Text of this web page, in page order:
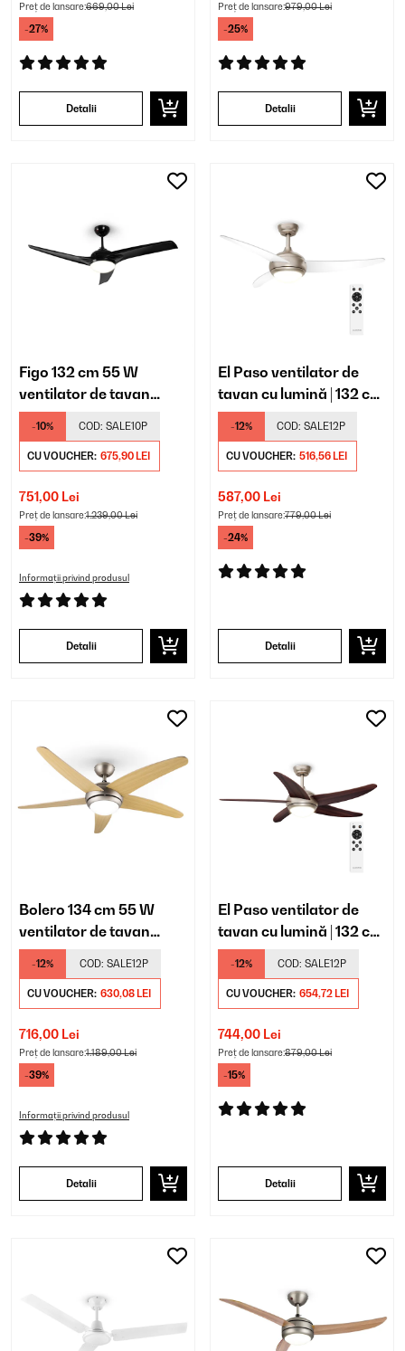
Preț de lansare:669,00 Lei
-27%
Detalii
Preț de lansare:979,00 Lei
-25%
Detalii
Figo 132 cm 55 W
ventilator de tavan
negru
-10% COD: SALE10P
CU VOUCHER: 675,90 LEI
751,00 Lei
Preț de lansare:1.239,00 Lei
-39%
Informații privind produsul
Detalii
El Paso ventilator de
tavan cu lumină | 132 cm
| 35 W
-12% COD: SALE12P
CU VOUCHER: 516,56 LEI
587,00 Lei
Preț de lansare:779,00 Lei
-24%
Detalii
Bolero 134 cm 55 W
ventilator de tavan
arţar
-12% COD: SALE12P
CU VOUCHER: 630,08 LEI
716,00 Lei
Preț de lansare:1.189,00 Lei
-39%
Informații privind produsul
Detalii
El Paso ventilator de
tavan cu lumină | 132 cm
| 35 W
-12% COD: SALE12P
CU VOUCHER: 654,72 LEI
744,00 Lei
Preț de lansare:879,00 Lei
-15%
Detalii